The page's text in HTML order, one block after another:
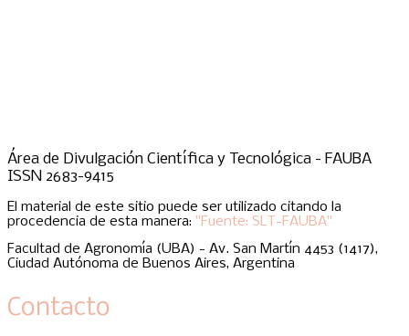
Área de Divulgación Científica y Tecnológica - FAUBA
ISSN 2683-9415
El material de este sitio puede ser utilizado citando la
procedencia de esta manera: "Fuente: SLT-FAUBA"
Facultad de Agronomía (UBA) - Av. San Martín 4453 (1417),
Ciudad Autónoma de Buenos Aires, Argentina
Contacto